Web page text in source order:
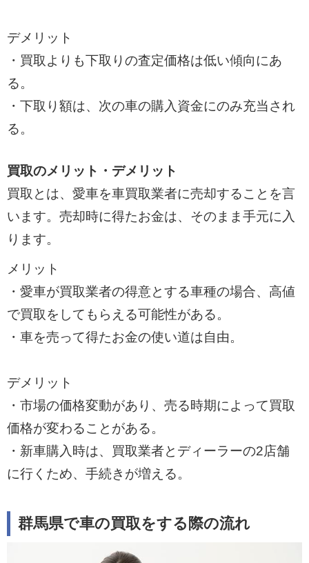
デメリット
・買取よりも下取りの査定価格は低い傾向にあ
る。
・下取り額は、次の車の購入資金にのみ充当され
る。
買取のメリット・デメリット
買取とは、愛車を車買取業者に売却することを言
います。売却時に得たお金は、そのまま手元に入
ります。
メリット
・愛車が買取業者の得意とする車種の場合、高値
で買取をしてもらえる可能性がある。
・車を売って得たお金の使い道は自由。
デメリット
・市場の価格変動があり、売る時期によって買取
価格が変わることがある。
・新車購入時は、買取業者とディーラーの2店舗
に行くため、手続きが増える。
群馬県で車の買取をする際の流れ